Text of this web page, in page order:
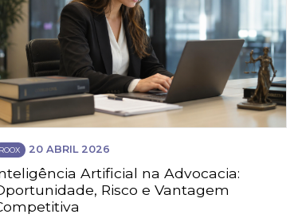
ROOX 20 ABRIL 2026
Artificial na Advocacia:
Risco e Vantagem